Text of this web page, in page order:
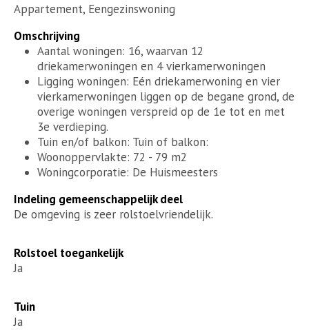
Appartement, Eengezinswoning
Omschrijving
Aantal woningen: 16, waarvan 12
driekamerwoningen en 4 vierkamerwoningen
Ligging woningen: Eén driekamerwoning en vier
vierkamerwoningen liggen op de begane grond, de
overige woningen verspreid op de 1e tot en met
3e verdieping.
Tuin en/of balkon: Tuin of balkon:
Woonoppervlakte: 72 - 79 m2
Woningcorporatie: De Huismeesters
Indeling gemeenschappelijk deel
De omgeving is zeer rolstoelvriendelijk.
Rolstoel toegankelijk
Ja
Tuin
Ja